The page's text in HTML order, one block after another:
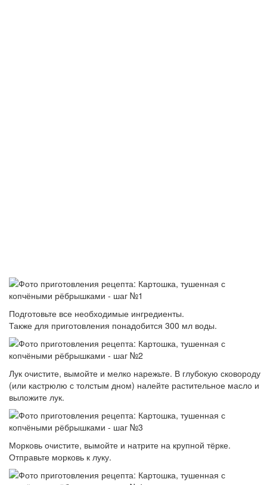
Подготовьте все необходимые ингредиенты.
Также для приготовления понадобится 300 мл воды.
Лук очистите, вымойте и мелко нарежьте. В глубокую сковороду
(или кастрюлю с толстым дном) налейте растительное масло и
выложите лук.
Морковь очистите, вымойте и натрите на крупной тёрке.
Отправьте морковь к луку.